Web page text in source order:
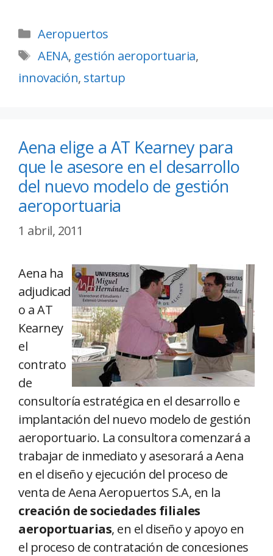
Aeropuertos
AENA, gestión aeroportuaria,
innovación, startup
Aena elige a AT Kearney para
que le asesore en el desarrollo
del nuevo modelo de gestión
aeroportuaria
1 abril, 2011
Aena ha
adjudicad
o a AT
Kearney
el
contrato
de
consultoría estratégica en el desarrollo e
implantación del nuevo modelo de gestión
aeroportuario. La consultora comenzará a
trabajar de inmediato y asesorará a Aena
en el diseño y ejecución del proceso de
venta de Aena Aeropuertos S.A, en la
creación de sociedades filiales
aeroportuarias, en el diseño y apoyo en
el proceso de contratación de concesiones